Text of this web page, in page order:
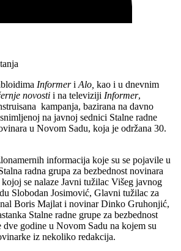
Informeri Alo, kao i u dnevnim
novosti i na televiziji Informer,
kampanja, bazirana na davno
na javnoj sednici Stalne radne
u Novom Sadu, koja je održana 30.
informacija koje su se pojavile u
radna grupa za bezbednost novinara
se nalaze Javni tužilac Višeg javnog
Slobodan Josimović, Glavni tužilac za
Boris Majlat i novinar Dinko Gruhonjić,
Stalne radne grupe za bezbednost
dve godine u Novom Sadu na kojem su
iz nekoliko redakcija.